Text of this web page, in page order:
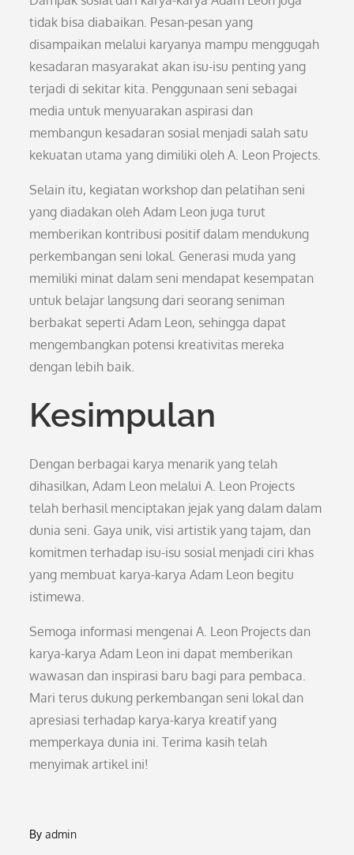
tidak bisa diabaikan. Pesan-pesan yang
disampaikan melalui karyanya mampu menggugah
kesadaran masyarakat akan isu-isu penting yang
terjadi di sekitar kita. Penggunaan seni sebagai
media untuk menyuarakan aspirasi dan
membangun kesadaran sosial menjadi salah satu
kekuatan utama yang dimiliki oleh A. Leon Projects.
Selain itu, kegiatan workshop dan pelatihan seni
yang diadakan oleh Adam Leon juga turut
memberikan kontribusi positif dalam mendukung
perkembangan seni lokal. Generasi muda yang
memiliki minat dalam seni mendapat kesempatan
untuk belajar langsung dari seorang seniman
berbakat seperti Adam Leon, sehingga dapat
mengembangkan potensi kreativitas mereka
dengan lebih baik.
Kesimpulan
Dengan berbagai karya menarik yang telah
dihasilkan, Adam Leon melalui A. Leon Projects
telah berhasil menciptakan jejak yang dalam dalam
dunia seni. Gaya unik, visi artistik yang tajam, dan
komitmen terhadap isu-isu sosial menjadi ciri khas
yang membuat karya-karya Adam Leon begitu
istimewa.
Semoga informasi mengenai A. Leon Projects dan
karya-karya Adam Leon ini dapat memberikan
wawasan dan inspirasi baru bagi para pembaca.
Mari terus dukung perkembangan seni lokal dan
apresiasi terhadap karya-karya kreatif yang
memperkaya dunia ini. Terima kasih telah
menyimak artikel ini!
Byadmin